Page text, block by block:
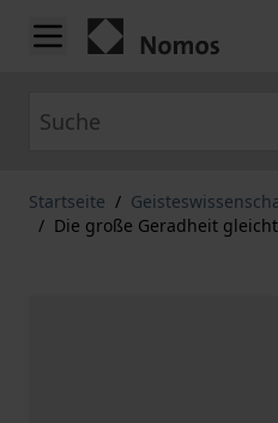
Zum Inhalt springen
Startseite /
/ Die große Geradheit